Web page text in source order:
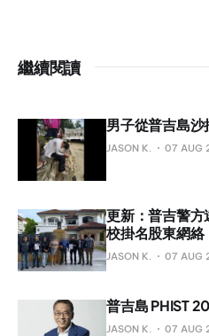
繼續閱讀
男子從普吉島
JASON K. 07 AUG
更新：普吉警
校掛名股東網絡
JASON K. 07 AUG
普吉島 PHIST
JASON K. 07 AUG